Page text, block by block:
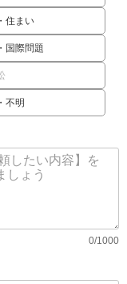
住まい
国際問題
不明
0/1000